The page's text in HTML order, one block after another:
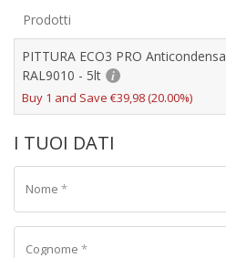
Prodotti
PITTURA ECO3 PRO Anticondensa
RAL9010 - 5lt
Buy 1 and Save €39,98(20.00%)
I TUOI DATI
Nome *
Cognome *